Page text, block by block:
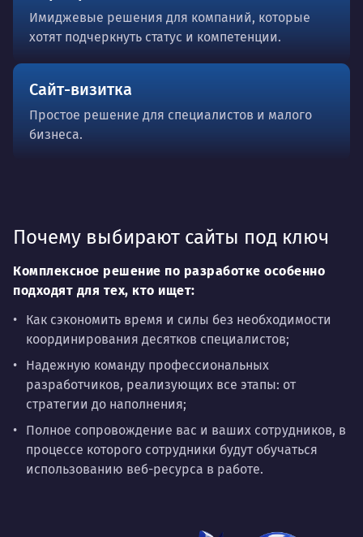
Имиджевые решения для компаний, которые
хотят подчеркнуть статус и компетенции.
Сайт-визитка
Простое решение для специалистов и малого
бизнеса.
Почему выбирают сайты под ключ
Комплексное решение по разработке особенно
подходят для тех, кто ищет:
Как сэкономить время и силы без необходимости
координирования десятков специалистов;
Надежную команду профессиональных
разработчиков, реализующих все этапы: от
стратегии до наполнения;
Полное сопровождение вас и ваших сотрудников, в
процессе которого сотрудники будут обучаться
использованию веб-ресурса в работе.